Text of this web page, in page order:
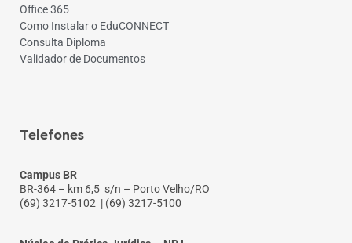
Office 365
Como Instalar o EduCONNECT
Consulta Diploma
Validador de Documentos
Telefones
Campus BR
BR-364 – km 6,5 s/n – Porto Velho/RO
(69) 3217-5102 | (69) 3217-5100